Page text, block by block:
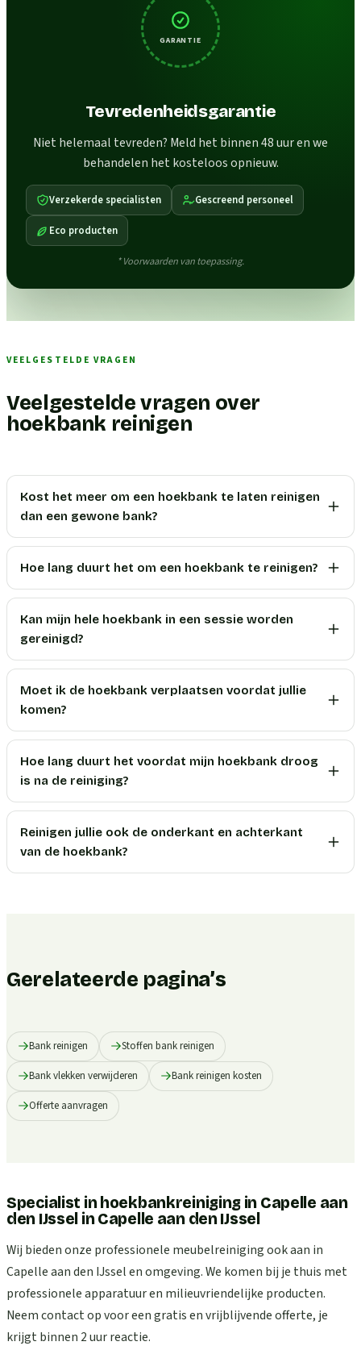
GARANTIE
Tevredenheidsgarantie
Niet helemaal tevreden? Meld het binnen 48 uur en we
behandelen het kosteloos opnieuw.
Verzekerde specialisten Gescreend personeel
Eco producten
* Voorwaarden van toepassing.
VEELGESTELDE VRAGEN
Veelgestelde vragen over
hoekbank reinigen
Kost het meer om een hoekbank te laten reinigen
dan een gewone bank?
Hoe lang duurt het om een hoekbank te reinigen?
Kan mijn hele hoekbank in een sessie worden
gereinigd?
Moet ik de hoekbank verplaatsen voordat jullie
komen?
Hoe lang duurt het voordat mijn hoekbank droog
is na de reiniging?
Reinigen jullie ook de onderkant en achterkant
van de hoekbank?
Gerelateerde pagina’s
Bank reinigen Stoffen bank reinigen
Bank vlekken verwijderen Bank reinigen kosten
Offerte aanvragen
Specialist in hoekbankreiniging in Capelle aan
den IJssel inCapelle aan den IJssel
Wij bieden onze professionele meubelreiniging ook aan in
Capelle aan den IJssel en omgeving. We komen bij je thuis met
professionele apparatuur en milieuvriendelijke producten.
Neem contact op voor een gratis en vrijblijvende offerte, je
krijgt binnen 2 uur reactie.